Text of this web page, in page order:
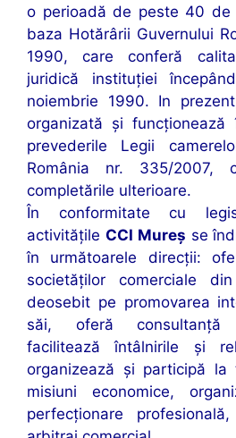
o perioadă de peste 40
baza Hotărârii Guvernului
1990, care conferă
juridică instituţiei
noiembrie 1990. In
organizată și
prevederile Legii
România nr. 335/2007,
completările ulterioare.
În conformitate cu
activităţile CCI Mureş se
în următoarele direcţii:
societăţilor comerciale
deosebit pe promovarea
săi, oferă consultanţă
facilitează întâlnirile şi
organizează şi participă la
misiuni economice,
perfecţionare